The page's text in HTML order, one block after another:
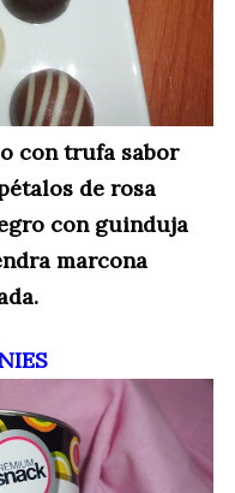
con trufa sabor
de rosa
con guinduja
marcona
.